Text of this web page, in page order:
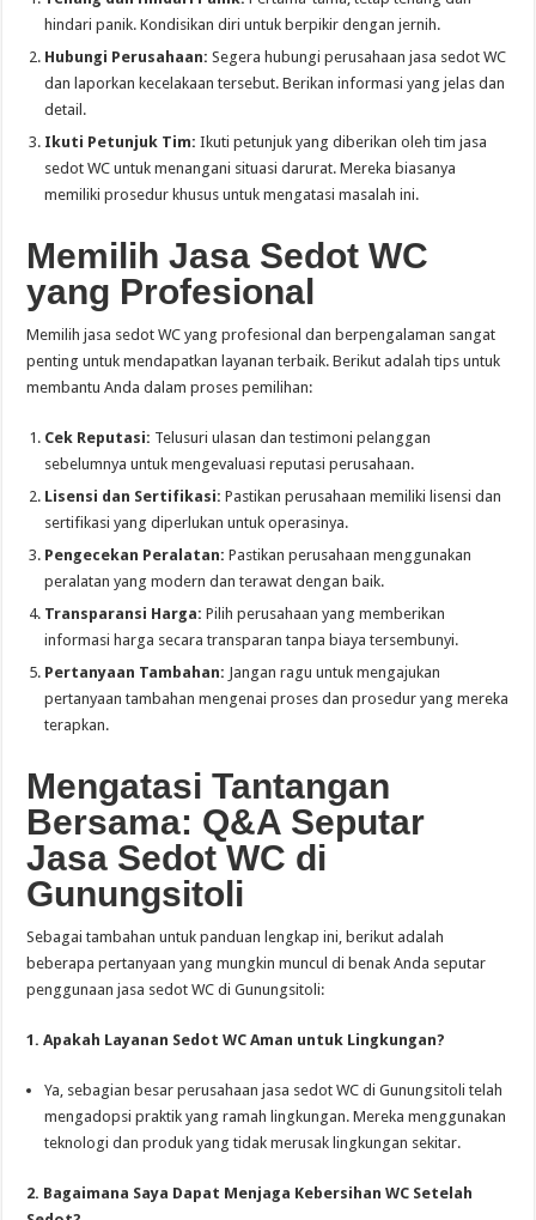
hindari panik. Kondisikan diri untuk berpikir dengan jernih.
Hubungi Perusahaan: Segera hubungi perusahaan jasa sedot WC
dan laporkan kecelakaan tersebut. Berikan informasi yang jelas dan
detail.
Ikuti Petunjuk Tim: Ikuti petunjuk yang diberikan oleh tim jasa
sedot WC untuk menangani situasi darurat. Mereka biasanya
memiliki prosedur khusus untuk mengatasi masalah ini.
Memilih Jasa Sedot WC
yang Profesional
Memilih jasa sedot WC yang profesional dan berpengalaman sangat
penting untuk mendapatkan layanan terbaik. Berikut adalah tips untuk
membantu Anda dalam proses pemilihan:
Cek Reputasi: Telusuri ulasan dan testimoni pelanggan
sebelumnya untuk mengevaluasi reputasi perusahaan.
Lisensi dan Sertifikasi: Pastikan perusahaan memiliki lisensi dan
sertifikasi yang diperlukan untuk operasinya.
Pengecekan Peralatan: Pastikan perusahaan menggunakan
peralatan yang modern dan terawat dengan baik.
Transparansi Harga: Pilih perusahaan yang memberikan
informasi harga secara transparan tanpa biaya tersembunyi.
Pertanyaan Tambahan: Jangan ragu untuk mengajukan
pertanyaan tambahan mengenai proses dan prosedur yang mereka
terapkan.
Mengatasi Tantangan
Bersama: Q&A Seputar
Jasa Sedot WC di
Gunungsitoli
Sebagai tambahan untuk panduan lengkap ini, berikut adalah
beberapa pertanyaan yang mungkin muncul di benak Anda seputar
penggunaan jasa sedot WC di Gunungsitoli:
1. Apakah Layanan Sedot WC Aman untuk Lingkungan?
Ya, sebagian besar perusahaan jasa sedot WC di Gunungsitoli telah
mengadopsi praktik yang ramah lingkungan. Mereka menggunakan
teknologi dan produk yang tidak merusak lingkungan sekitar.
2. Bagaimana Saya Dapat Menjaga Kebersihan WC Setelah